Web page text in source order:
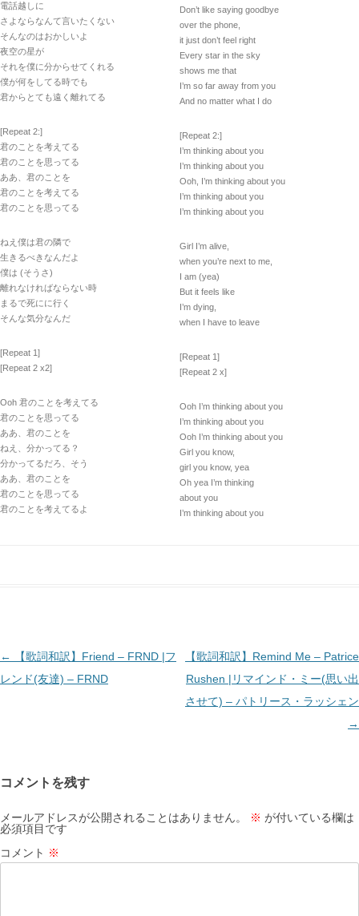
電話越しに
さよならなんて言いたくない
そんなのはおかしいよ
夜空の星が
それを僕に分からせてくれる
僕が何をしてる時でも
君からとても遠く離れてる
[Repeat 2:]
君のことを考えてる
君のことを思ってる
ああ、君のことを
君のことを考えてる
君のことを思ってる
ねえ僕は君の隣で
生きるべきなんだよ
僕は (そうさ)
離れなければならない時
まるで死にに行く
そんな気分なんだ
[Repeat 1]
[Repeat 2 x2]
Ooh 君のことを考えてる
君のことを思ってる
ああ、君のことを
ねえ、分かってる？
分かってるだろ、そう
ああ、君のことを
君のことを思ってる
君のことを考えてるよ
Don’t like saying goodbye
over the phone,
it just don’t feel right
Every star in the sky
shows me that
I’m so far away from you
And no matter what I do
[Repeat 2:]
I’m thinking about you
I’m thinking about you
Ooh, I’m thinking about you
I’m thinking about you
I’m thinking about you
Girl I’m alive,
when you’re next to me,
I am (yea)
But it feels like
I’m dying,
when I have to leave
[Repeat 1]
[Repeat 2 x]
Ooh I’m thinking about you
I’m thinking about you
Ooh I’m thinking about you
Girl you know,
girl you know, yea
Oh yea I’m thinking
about you
I’m thinking about you
投
稿
シ
ョ
ン
←
【歌詞和訳】Friend – FRND |フ
レンド(友達) – FRND
【歌詞和訳】Remind Me – Patrice
Rushen |リマインド・ミー(思い出
させて) – パトリース・ラッシェン
→
コメントを残す
メールアドレスが公開されることはありません。 ※ が付いている欄は
必須項目です
コメント ※